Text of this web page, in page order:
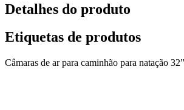
Detalhes do produto
Etiquetas de produtos
Câmaras de ar para caminhão para natação